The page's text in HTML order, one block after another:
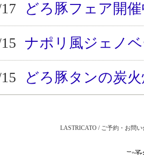
どろ豚フェア開
ナポリ風ジェノ
どろ豚タンの炭
LASTRICATO / ご予約・お問い